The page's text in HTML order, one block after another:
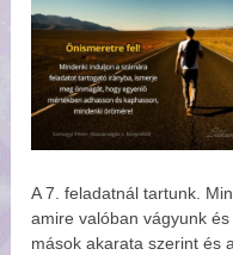
A 7. feladatnál tartunk.
amire valóban vágyunk
mások akarata szerint és